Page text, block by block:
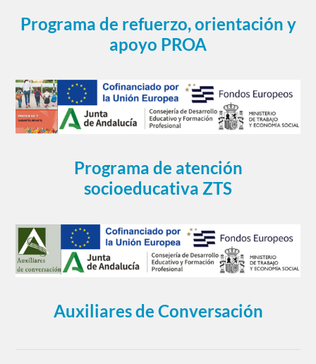
Programa de refuerzo, orientación y
apoyo PROA
Programa de atención
socioeducativa ZTS
Auxiliares de Conversación